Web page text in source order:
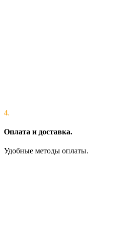
4.
Оплата и доставка.
Удобные методы оплаты.